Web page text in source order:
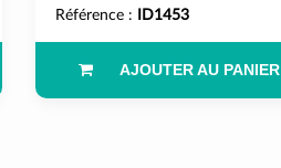
Référence : ID1453
AJOUTER AU PANIER